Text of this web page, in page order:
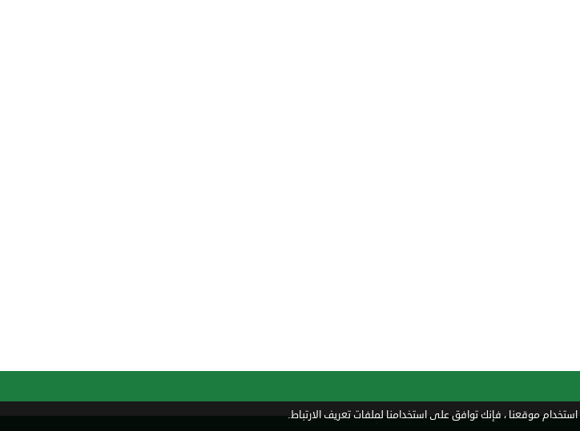
موقعنا ، فإنك توافق على استخدامنا لملفات تعريف الارتباط.